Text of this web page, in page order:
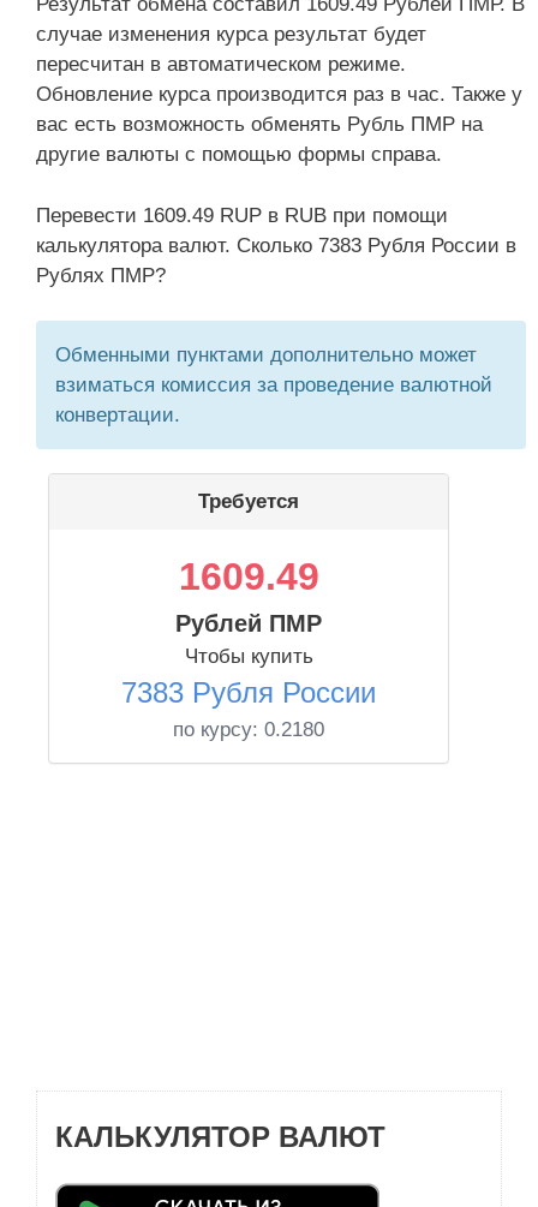
случае изменения курса результат будет
пересчитан в автоматическом режиме.
Обновление курса производится раз в час. Также у
вас есть возможность обменять Рубль ПМР на
другие валюты с помощью формы справа.
Перевести 1609.49 RUP в RUB при помощи
калькулятора валют. Сколько 7383 Рубля России в
Рублях ПМР?
Обменными пунктами дополнительно может
взиматься комиссия за проведение валютной
конвертации.
Требуется
1609.49
Рублей ПМР
Чтобы купить
7383 Рубля России
по курсу: 0.2180
КАЛЬКУЛЯТОР ВАЛЮТ